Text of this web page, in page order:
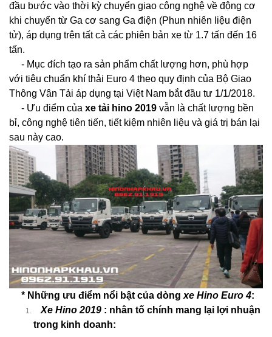
đầu bước vào thời kỳ chuyển giao công nghệ về động cơ
khi chuyển từ Ga cơ sang Ga điện (Phun nhiên liệu điện
tử), áp dụng trên tất cả các phiên bản xe từ 1.7 tấn đến 16
tấn.
- Mục đích tạo ra sản phẩm chất lượng hơn, phù hợp
với tiêu chuẩn khí thải Euro 4 theo quy định của Bộ Giao
Thông Vân Tải áp dụng tại Việt Nam bắt đầu tư 1/1/2018.
- Ưu điểm của xe tải hino 2019 vẫn là chất lượng bền
bỉ, công nghệ tiên tiến, tiết kiệm nhiên liệu và giá trị bán lại
sau này cao.
* Những ưu điểm nổi bật của dòng xe Hino Euro 4:
Xe Hino 2019 : nhân tố chính mang lại lợi nhuận
trong kinh doanh: